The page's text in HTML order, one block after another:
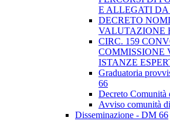
E ALLEGATI DA
DECRETO
VALUTAZIONE
CIRC. 159
COMMISSIONE
ISTANZE
Graduatoria
66
Decreto
Avviso comunità
Disseminazione - DM 66